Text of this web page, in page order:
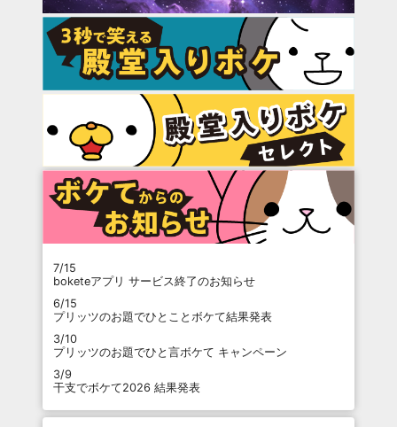
7/15
boketeアプリ サービス終了のお知らせ
6/15
プリッツのお題でひとことボケて結果発表
3/10
プリッツのお題でひと言ボケて キャンペーン
3/9
干支でボケて2026 結果発表